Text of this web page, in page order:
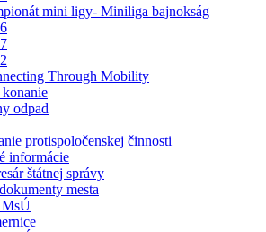
mini ligy- Miniliga bajnokság
Through Mobility
odpad
protispoločenskej činnosti
informácie
štátnej správy
mesta
MsÚ